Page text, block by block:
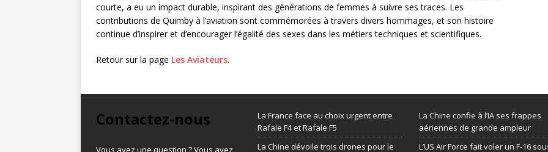
courte, a eu un impact durable, inspirant des générations de femmes à suivre ses traces. Les
contributions de Quimby à l’aviation sont commémorées à travers divers hommages, et son histoire
continue d’inspirer et d’encourager l’égalité des sexes dans les métiers techniques et scientifiques.
Retour sur la page Les Aviateurs.
Contactez-nous
Vous avez une question ? Vous avez
La France face au choix urgent entre
Rafale F4 et Rafale F5
La Chine dévoile trois drones pour le
La Chine confie à l’IA ses frappes
aériennes de grande ampleur
L’US Air Force fait voler un F-16